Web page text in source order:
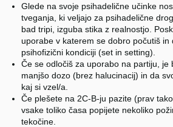
Glede na svoje psihadelične učinke
tveganja, ki veljajo za psihadelične
bad tripi, izguba stika z realnostjo.
uporabe v katerem se dobro počutiš in
psihofizični kondiciji (set in setting).
Če se odločiš za uporabo na partiju, je
manjšo dozo (brez halucinacij) in da
kaj si vzel/a.
Če plešete na 2C-B-ju pazite (prav
vsake toliko časa popijete nekoliko
tekočine.